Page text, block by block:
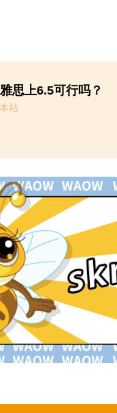
思上6.5可行吗？
站